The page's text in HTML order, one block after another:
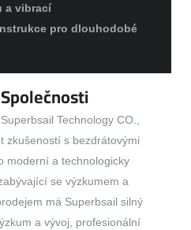
a vibrací
pro dlouhodobé
Technology CO.,
zkušeností s bezdrátovými
moderní a technologicky
se výzkumem a
má Superbsail silný
a vývoj, profesionální